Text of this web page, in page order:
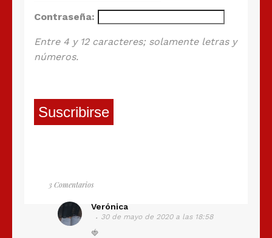
Contraseña:
Entre 4 y 12 caracteres; solamente letras y
números.
Suscribirse
3 Comentarios
Verónica
30 de mayo de 2020 a las 18:58
🍓